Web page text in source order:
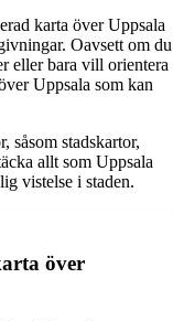
karta över Uppsala
Oavsett om du
eller bara vill orientera
Uppsala som kan
såsom stadskartor,
allt som Uppsala
vistelse i staden.
över